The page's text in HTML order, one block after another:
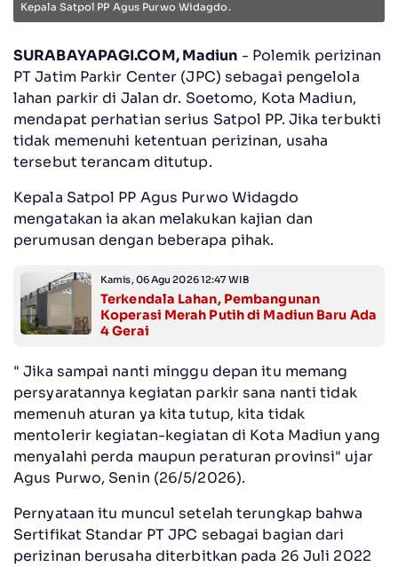
Kepala Satpol PP Agus Purwo Widagdo.
SURABAYAPAGI.COM, Madiun - Polemik perizinan
PT Jatim Parkir Center (JPC) sebagai pengelola
lahan parkir di Jalan dr. Soetomo, Kota Madiun,
mendapat perhatian serius Satpol PP. Jika terbukti
tidak memenuhi ketentuan perizinan, usaha
tersebut terancam ditutup.
‎Kepala Satpol PP Agus Purwo Widagdo
mengatakan ia akan melakukan kajian dan
perumusan dengan beberapa pihak.
Kamis, 06 Agu 2026 12:47 WIB
Terkendala Lahan, Pembangunan
Koperasi Merah Putih di Madiun Baru Ada
4 Gerai
‎" Jika sampai nanti minggu depan itu memang
persyaratannya kegiatan parkir sana nanti tidak
memenuh aturan ya kita tutup, kita tidak
mentolerir kegiatan-kegiatan di Kota Madiun yang
menyalahi perda maupun peraturan provinsi" ujar
Agus Purwo, Senin (26/5/2026).
‎Pernyataan itu muncul setelah terungkap bahwa
Sertifikat Standar PT JPC sebagai bagian dari
perizinan berusaha diterbitkan pada 26 Juli 2022